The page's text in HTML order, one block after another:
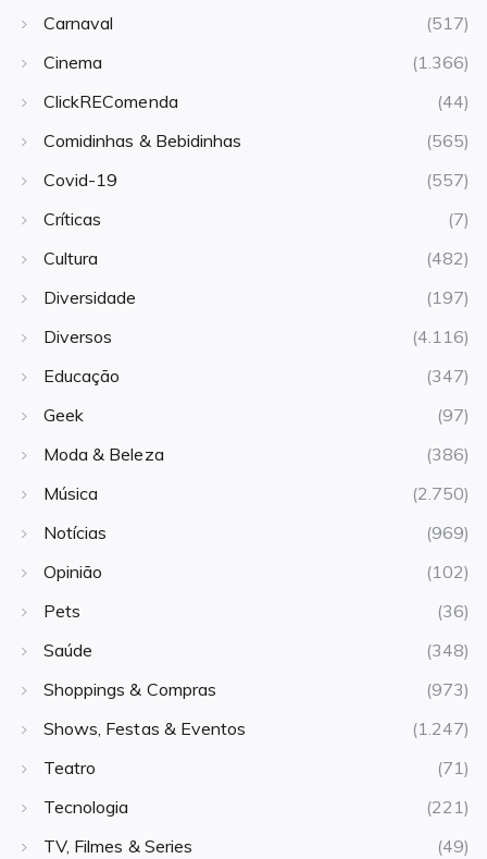
Carnaval
(517)
Cinema
(1.366)
ClickREComenda
(44)
Comidinhas & Bebidinhas
(565)
Covid-19
(557)
Críticas
(7)
Cultura
(482)
Diversidade
(197)
Diversos
(4.116)
Educação
(347)
Geek
(97)
Moda & Beleza
(386)
Música
(2.750)
Notícias
(969)
Opinião
(102)
Pets
(36)
Saúde
(348)
Shoppings & Compras
(973)
Shows, Festas & Eventos
(1.247)
Teatro
(71)
Tecnologia
(221)
TV, Filmes & Series
(49)